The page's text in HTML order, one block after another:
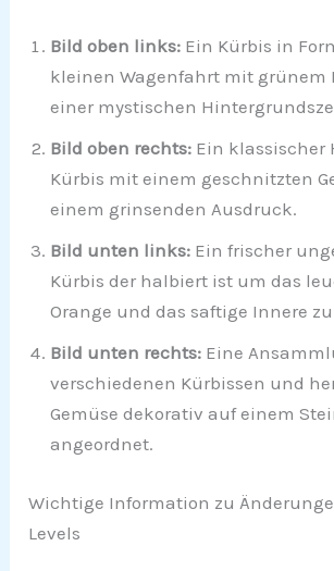
Bild oben links: Ein Kürbis in
kleinen Wagenfahrt mit grünem
einer mystischen
Bild oben rechts: Ein klassischer
Kürbis mit einem geschnitzten
einem grinsenden Ausdruck.
Bild unten links: Ein frischer
Kürbis der halbiert ist um das
Orange und das saftige Innere
Bild unten rechts: Eine
verschiedenen Kürbissen und
Gemüse dekorativ auf einem
angeordnet.
Wichtige Information zu
Levels